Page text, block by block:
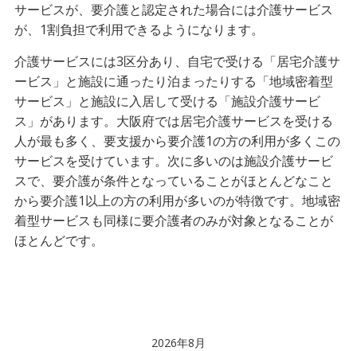
サービスが、要介護と認定された場合には介護サービス
が、1割負担で利用できるようになります。
介護サービスには3区分あり、自宅で受ける「居宅介護サ
ービス」と施設に通ったり泊まったりする「地域密着型
サービス」と施設に入居して受ける「施設介護サービ
ス」があります。大阪府では居宅介護サービスを受ける
人が最も多く、要支援から要介護1の方の利用が多くこの
サービスを受けています。次に多いのは施設介護サービ
スで、要介護が条件となっていることがほとんどなこと
から要介護1以上の方の利用が多いのが特徴です。地域密
着型サービスも同様に要介護者のみが対象となることが
ほとんどです。
2026年8月